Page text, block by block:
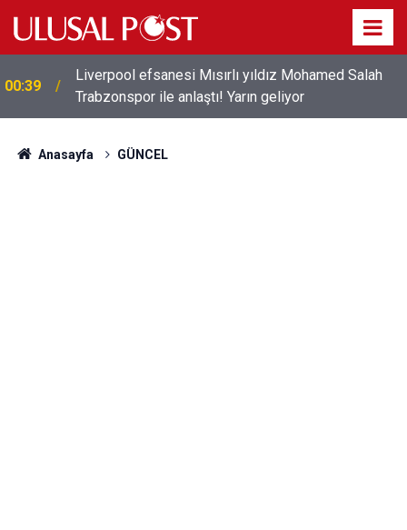
00:39
Liverpool efsanesi Mısırlı yıldız Mohamed Salah
Trabzonspor ile anlaştı! Yarın geliyor
Anasayfa GÜNCEL